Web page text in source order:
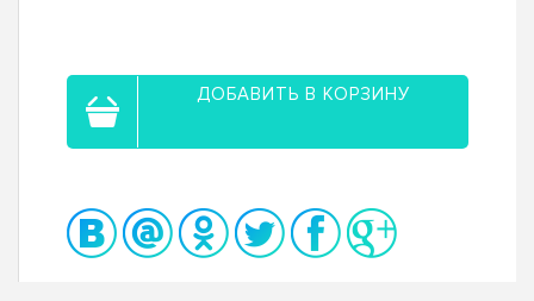
ДОБАВИТЬ В КОРЗИНУ